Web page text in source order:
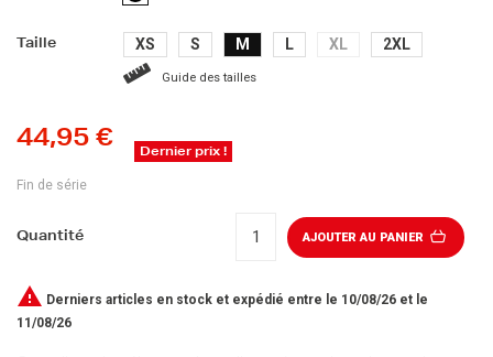
Taille XS S M L XL 2XL
Guide des tailles
44,95 € Dernier prix !
Fin de série
Quantité AJOUTER AU PANIER
 Derniers articles en stock et expédié entre le 10/08/26 et le
11/08/26